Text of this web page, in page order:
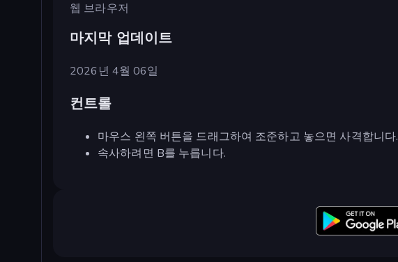
웹 브라우저
마지막 업데이트
2026년 4월 06일
컨트롤
마우스 왼쪽 버튼을 드래그하여 조준하고 놓으면 사격합니다.
속사하려면 B를 누릅니다.